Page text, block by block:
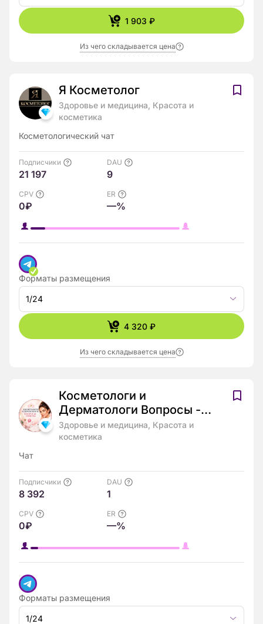
1 903 ₽
Из чего складывается цена
Я Косметолог
Здоровье и медицина, Красота и
косметика
Косметологический чат
Подписчики
21 197
DAU
9
CPV
0₽
ER
—%
Форматы размещения
1/24
4 320 ₽
Из чего складывается цена
Косметологи и
Дерматологи Вопросы -
Ответы
Здоровье и медицина, Красота и
косметика
Чат
Подписчики
8 392
DAU
1
CPV
0₽
ER
—%
Форматы размещения
1/24